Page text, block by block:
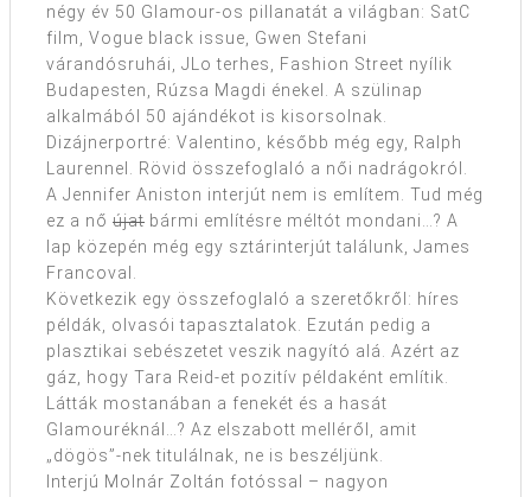
négy év 50 Glamour-os pillanatát a világban: SatC
film, Vogue black issue, Gwen Stefani
várandósruhái, JLo terhes, Fashion Street nyílik
Budapesten, Rúzsa Magdi énekel. A szülinap
alkalmából 50 ajándékot is kisorsolnak.
Dizájnerportré: Valentino, később még egy, Ralph
Laurennel. Rövid összefoglaló a női nadrágokról.
A Jennifer Aniston interjút nem is említem. Tud még
ez a nő újat bármi említésre méltót mondani…? A
lap közepén még egy sztárinterjút találunk, James
Francoval.
Következik egy összefoglaló a szeretőkről: híres
példák, olvasói tapasztalatok. Ezután pedig a
plasztikai sebészetet veszik nagyító alá. Azért az
gáz, hogy Tara Reid-et pozitív példaként említik.
Látták mostanában a fenekét és a hasát
Glamouréknál…? Az elszabott melléről, amit
„dögös”-nek titulálnak, ne is beszéljünk.
Interjú Molnár Zoltán fotóssal – nagyon